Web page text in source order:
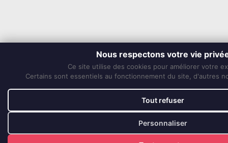
Nous respectons votre vie
Ce site utilise des cookies pour améliorer votre
Certains sont essentiels au fonctionnement du site, d'autres
Tout refuser
Personnaliser